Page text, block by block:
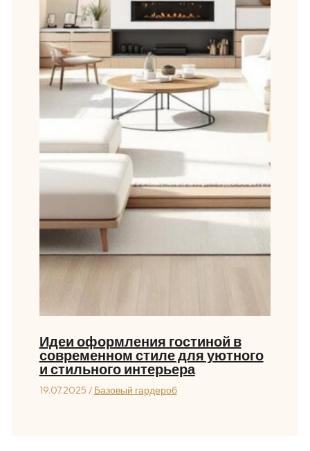
Идеи оформления гостиной в
современном стиле для уютного
и стильного интерьера
19.07.2025 / Базовый гардероб